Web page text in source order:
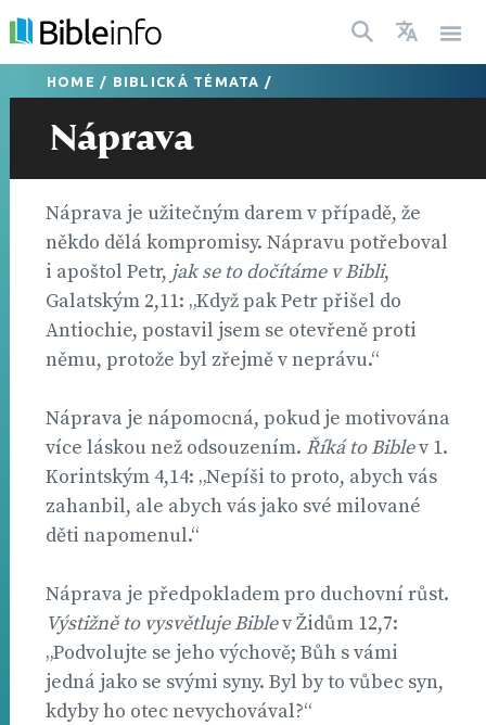
HOME / BIBLICKÁ TÉMATA /
Náprava
Náprava je užitečným darem v případě, že
někdo dělá kompromisy. Nápravu potřeboval
i apoštol Petr, jak se to dočítáme v Bibli,
Galatským 2,11: „Když pak Petr přišel do
Antiochie, postavil jsem se otevřeně proti
němu, protože byl zřejmě v neprávu.“
Náprava je nápomocná, pokud je motivována
více láskou než odsouzením. Říká to Biblev 1.
Korintským 4,14: „Nepíši to proto, abych vás
zahanbil, ale abych vás jako své milované
děti napomenul.“
Náprava je předpokladem pro duchovní růst.
Výstižně to vysvětluje Biblev Židům 12,7:
„Podvolujte se jeho výchově; Bůh s vámi
jedná jako se svými syny. Byl by to vůbec syn,
kdyby ho otec nevychovával?“